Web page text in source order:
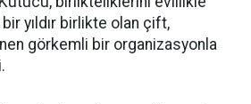
bir yıldır birlikte olan çift,
görkemli bir organizasyonla